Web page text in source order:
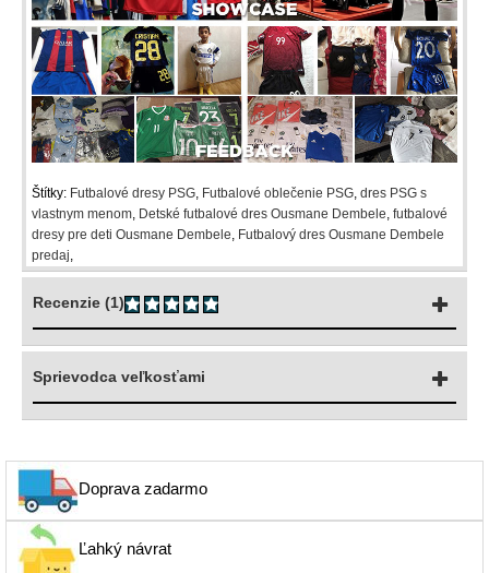
Štítky: Futbalové dresy PSG Futbalové oblečenie PSG dres PSG s
vlastnym menom Detské futbalové dres Ousmane Dembele futbalové
dresy pre deti Ousmane Dembele Futbalový dres Ousmane Dembele
predaj
Recenzie (1)
Sprievodca veľkosťami
Doprava zadarmo
Ľahký návrat